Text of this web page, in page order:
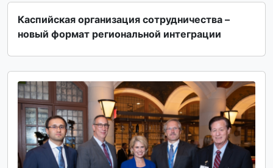
Каспийская организация сотрудничества –
новый формат региональной интеграции